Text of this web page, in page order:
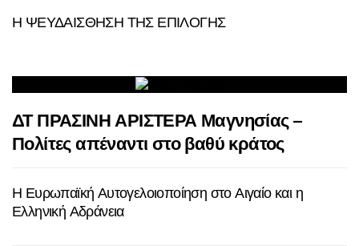
Η ΨΕΥΔΑΙΣΘΗΣΗ ΤΗΣ ΕΠΙΛΟΓΗΣ
ΔΤ ΠΡΑΣΙΝΗ ΑΡΙΣΤΕΡΑ Μαγνησίας –
Πολίτες απέναντι στο βαθύ κράτος
Η Ευρωπαϊκή Αυτογελοιοποίηση στο Αιγαίο και η
Ελληνική Αδράνεια